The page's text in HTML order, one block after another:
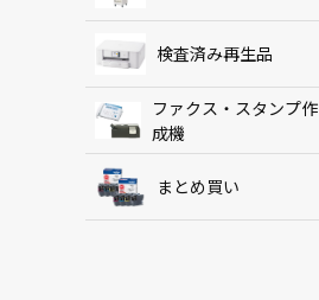
検査済み再生品
ファクス・スタンプ作
成機
まとめ買い